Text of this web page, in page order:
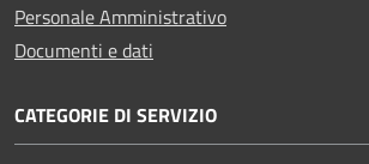
Personale Amministrativo
Documenti e dati
CATEGORIE DI SERVIZIO